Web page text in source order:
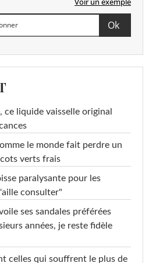
ce liquide vaisselle original
le monde fait perdre un
verts frais
paralysante pour les
consulter"
ses sandales préférées
années, je reste fidèle
celles qui souffrent le plus de